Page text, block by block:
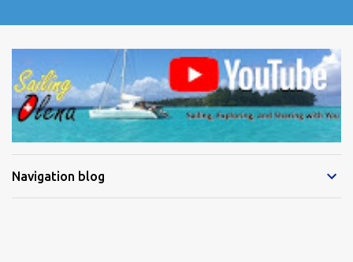
Navigation blog